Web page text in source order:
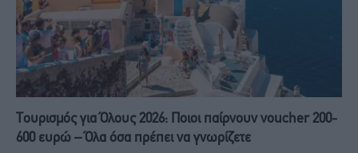
Τουρισμός για Όλους 2026: Ποιοι παίρνουν voucher 200-
600 ευρώ – Όλα όσα πρέπει να γνωρίζετε